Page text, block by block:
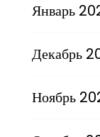
Январь
Декабрь
Ноябрь